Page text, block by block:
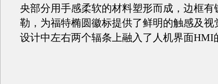
央部分用手感柔软的材料塑形而成，边框有
勒，为福特椭圆徽标提供了鲜明的触感及视
设计中左右两个辐条上融入了人机界面HMI